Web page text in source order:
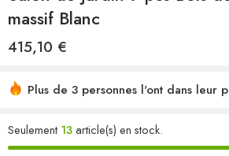
massif Blanc
415,10 €
Plus de 3 personnes l'ont dans leur
Seulement 13article(s) en stock.